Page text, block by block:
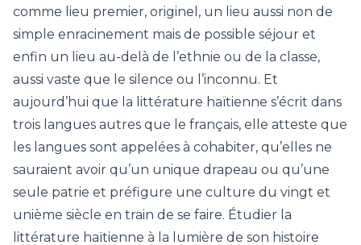
comme lieu premier, originel, un lieu aussi non de
simple enracinement mais de possible séjour et
enfin un lieu au-delà de l’ethnie ou de la classe,
aussi vaste que le silence ou l’inconnu. Et
aujourd’hui que la littérature haïtienne s’écrit dans
trois langues autres que le français, elle atteste que
les langues sont appelées à cohabiter, qu’elles ne
sauraient avoir qu’un unique drapeau ou qu’une
seule patrie et préfigure une culture du vingt et
unième siècle en train de se faire. Étudier la
littérature haïtienne à la lumière de son histoire